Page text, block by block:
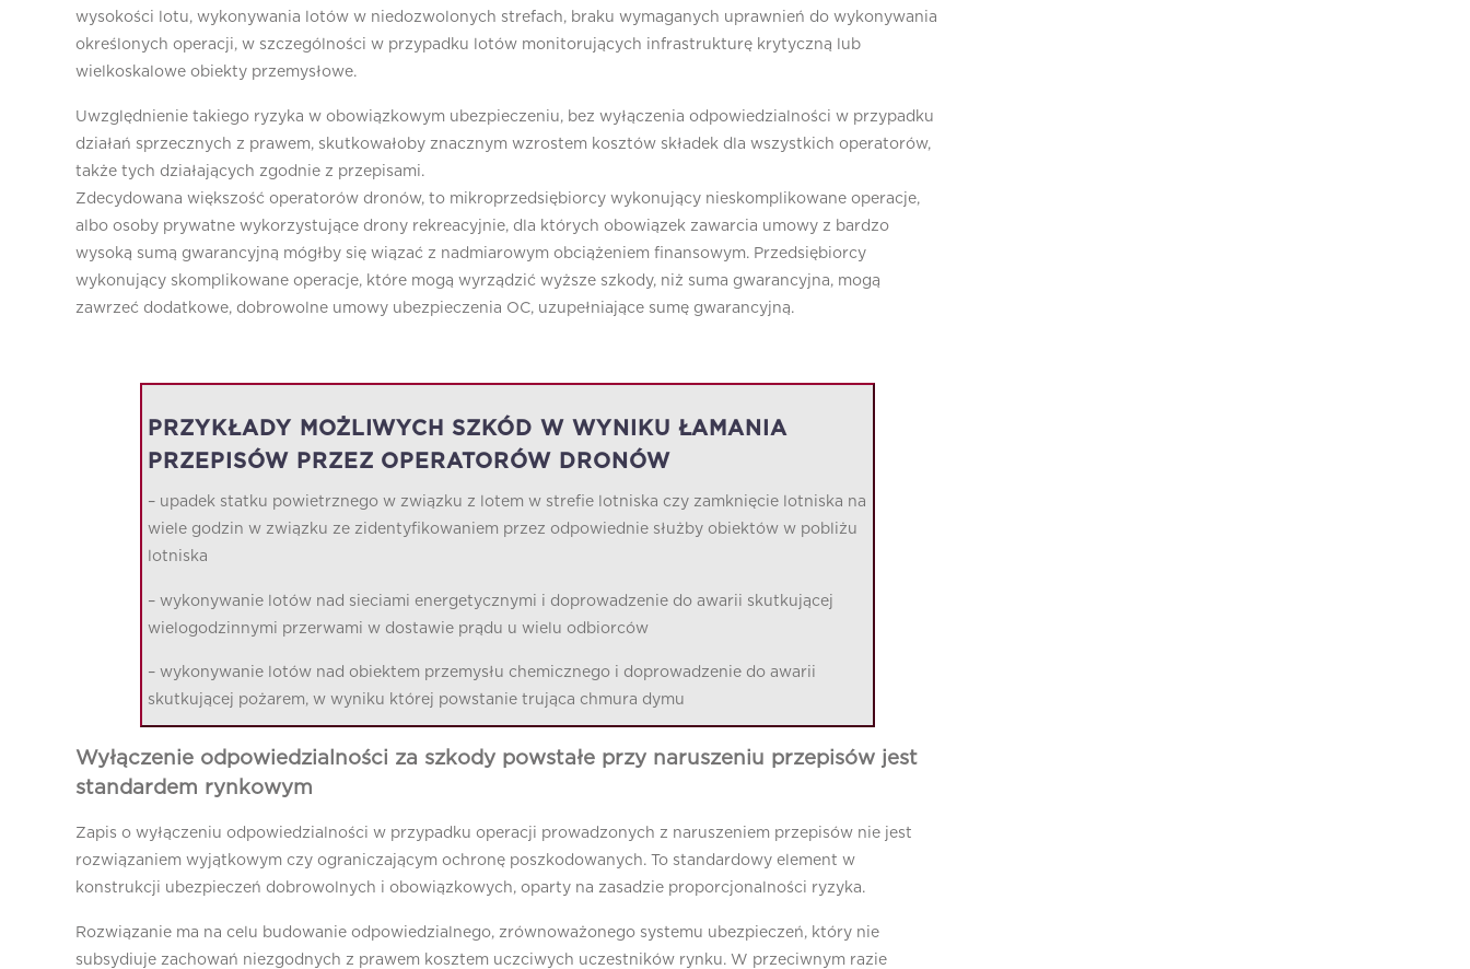
wysokości lotu, wykonywania lotów w niedozwolonych strefach, braku wymaganych uprawnień do wykonywania
określonych operacji, w szczególności w przypadku lotów monitorujących infrastrukturę krytyczną lub
wielkoskalowe obiekty przemysłowe.
Uwzględnienie takiego ryzyka w obowiązkowym ubezpieczeniu, bez wyłączenia odpowiedzialności w przypadku
działań sprzecznych z prawem, skutkowałoby znacznym wzrostem kosztów składek dla wszystkich operatorów,
także tych działających zgodnie z przepisami.
Zdecydowana większość operatorów dronów, to mikroprzedsiębiorcy wykonujący nieskomplikowane operacje,
albo osoby prywatne wykorzystujące drony rekreacyjnie, dla których obowiązek zawarcia umowy z bardzo
wysoką sumą gwarancyjną mógłby się wiązać z nadmiarowym obciążeniem finansowym. Przedsiębiorcy
wykonujący skomplikowane operacje, które mogą wyrządzić wyższe szkody, niż suma gwarancyjna, mogą
zawrzeć dodatkowe, dobrowolne umowy ubezpieczenia OC, uzupełniające sumę gwarancyjną.
PRZYKŁADY MOŻLIWYCH SZKÓD W WYNIKU ŁAMANIA
PRZEPISÓW PRZEZ OPERATORÓW DRONÓW
– upadek statku powietrznego w związku z lotem w strefie lotniska czy zamknięcie lotniska na
wiele godzin w związku ze zidentyfikowaniem przez odpowiednie służby obiektów w pobliżu
lotniska
– wykonywanie lotów nad sieciami energetycznymi i doprowadzenie do awarii skutkującej
wielogodzinnymi przerwami w dostawie prądu u wielu odbiorców
– wykonywanie lotów nad obiektem przemysłu chemicznego i doprowadzenie do awarii
skutkującej pożarem, w wyniku której powstanie trująca chmura dymu
Wyłączenie odpowiedzialności za szkody powstałe przy naruszeniu przepisów jest
standardem rynkowym
Zapis o wyłączeniu odpowiedzialności w przypadku operacji prowadzonych z naruszeniem przepisów nie jest
rozwiązaniem wyjątkowym czy ograniczającym ochronę poszkodowanych. To standardowy element w
konstrukcji ubezpieczeń dobrowolnych i obowiązkowych, oparty na zasadzie proporcjonalności ryzyka.
Rozwiązanie ma na celu budowanie odpowiedzialnego, zrównoważonego systemu ubezpieczeń, który nie
subsydiuje zachowań niezgodnych z prawem kosztem uczciwych uczestników rynku. W przeciwnym razie